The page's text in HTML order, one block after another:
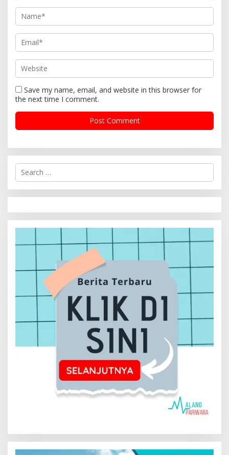
Save my name, email, and website in this browser for
the next time I comment.
S
r
h
f